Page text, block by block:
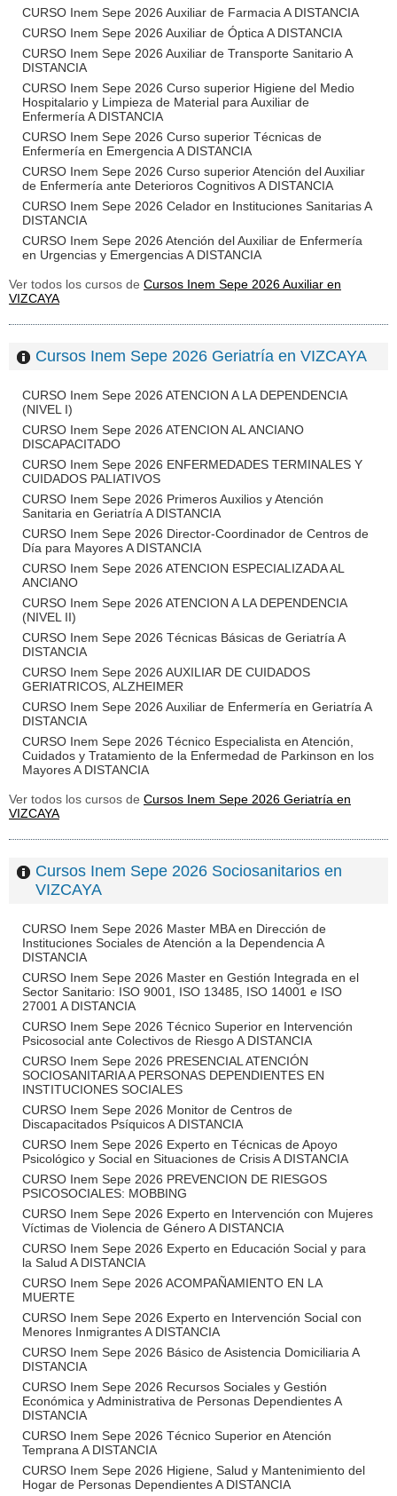
CURSO Inem Sepe 2026 Auxiliar de Farmacia A DISTANCIA
CURSO Inem Sepe 2026 Auxiliar de Óptica A DISTANCIA
CURSO Inem Sepe 2026 Auxiliar de Transporte Sanitario A
DISTANCIA
CURSO Inem Sepe 2026 Curso superior Higiene del Medio
Hospitalario y Limpieza de Material para Auxiliar de
Enfermería A DISTANCIA
CURSO Inem Sepe 2026 Curso superior Técnicas de
Enfermería en Emergencia A DISTANCIA
CURSO Inem Sepe 2026 Curso superior Atención del Auxiliar
de Enfermería ante Deterioros Cognitivos A DISTANCIA
CURSO Inem Sepe 2026 Celador en Instituciones Sanitarias A
DISTANCIA
CURSO Inem Sepe 2026 Atención del Auxiliar de Enfermería
en Urgencias y Emergencias A DISTANCIA
Ver todos los cursos de Cursos Inem Sepe 2026 Auxiliar en
VIZCAYA
Cursos Inem Sepe 2026 Geriatría en VIZCAYA
CURSO Inem Sepe 2026 ATENCION A LA DEPENDENCIA
(NIVEL I)
CURSO Inem Sepe 2026 ATENCION AL ANCIANO
DISCAPACITADO
CURSO Inem Sepe 2026 ENFERMEDADES TERMINALES Y
CUIDADOS PALIATIVOS
CURSO Inem Sepe 2026 Primeros Auxilios y Atención
Sanitaria en Geriatría A DISTANCIA
CURSO Inem Sepe 2026 Director-Coordinador de Centros de
Día para Mayores A DISTANCIA
CURSO Inem Sepe 2026 ATENCION ESPECIALIZADA AL
ANCIANO
CURSO Inem Sepe 2026 ATENCION A LA DEPENDENCIA
(NIVEL II)
CURSO Inem Sepe 2026 Técnicas Básicas de Geriatría A
DISTANCIA
CURSO Inem Sepe 2026 AUXILIAR DE CUIDADOS
GERIATRICOS, ALZHEIMER
CURSO Inem Sepe 2026 Auxiliar de Enfermería en Geriatría A
DISTANCIA
CURSO Inem Sepe 2026 Técnico Especialista en Atención,
Cuidados y Tratamiento de la Enfermedad de Parkinson en los
Mayores A DISTANCIA
Ver todos los cursos de Cursos Inem Sepe 2026 Geriatría en
VIZCAYA
Cursos Inem Sepe 2026 Sociosanitarios en
VIZCAYA
CURSO Inem Sepe 2026 Master MBA en Dirección de
Instituciones Sociales de Atención a la Dependencia A
DISTANCIA
CURSO Inem Sepe 2026 Master en Gestión Integrada en el
Sector Sanitario: ISO 9001, ISO 13485, ISO 14001 e ISO
27001 A DISTANCIA
CURSO Inem Sepe 2026 Técnico Superior en Intervención
Psicosocial ante Colectivos de Riesgo A DISTANCIA
CURSO Inem Sepe 2026 PRESENCIAL ATENCIÓN
SOCIOSANITARIA A PERSONAS DEPENDIENTES EN
INSTITUCIONES SOCIALES
CURSO Inem Sepe 2026 Monitor de Centros de
Discapacitados Psíquicos A DISTANCIA
CURSO Inem Sepe 2026 Experto en Técnicas de Apoyo
Psicológico y Social en Situaciones de Crisis A DISTANCIA
CURSO Inem Sepe 2026 PREVENCION DE RIESGOS
PSICOSOCIALES: MOBBING
CURSO Inem Sepe 2026 Experto en Intervención con Mujeres
Víctimas de Violencia de Género A DISTANCIA
CURSO Inem Sepe 2026 Experto en Educación Social y para
la Salud A DISTANCIA
CURSO Inem Sepe 2026 ACOMPAÑAMIENTO EN LA
MUERTE
CURSO Inem Sepe 2026 Experto en Intervención Social con
Menores Inmigrantes A DISTANCIA
CURSO Inem Sepe 2026 Básico de Asistencia Domiciliaria A
DISTANCIA
CURSO Inem Sepe 2026 Recursos Sociales y Gestión
Económica y Administrativa de Personas Dependientes A
DISTANCIA
CURSO Inem Sepe 2026 Técnico Superior en Atención
Temprana A DISTANCIA
CURSO Inem Sepe 2026 Higiene, Salud y Mantenimiento del
Hogar de Personas Dependientes A DISTANCIA